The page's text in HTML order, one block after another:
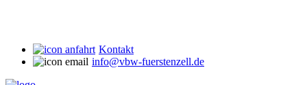
Kontakt
info@vbw-fuerstenzell.de